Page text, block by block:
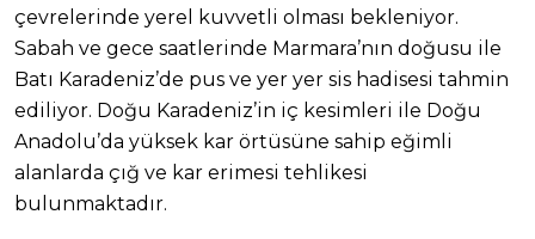
çevrelerinde yerel kuvvetli olması bekleniyor.
Sabah ve gece saatlerinde Marmara’nın doğusu ile
Batı Karadeniz’de pus ve yer yer sis hadisesi tahmin
ediliyor. Doğu Karadeniz’in iç kesimleri ile Doğu
Anadolu’da yüksek kar örtüsüne sahip eğimli
alanlarda çığ ve kar erimesi tehlikesi
bulunmaktadır.